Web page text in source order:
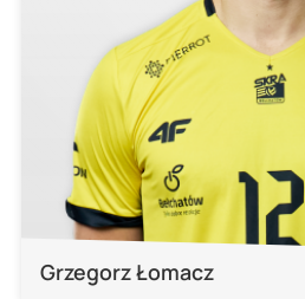
Grzegorz Łomacz